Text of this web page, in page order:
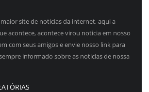
site de noticias da internet, aqui a
acontece, acontece virou noticia em nosso
com seus amigos e envie nosso link para
informado sobre as noticias de nossa